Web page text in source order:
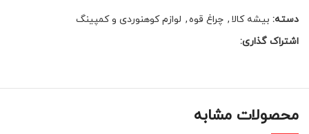
دسته: بیشه کالا , چراغ قوه, لوازم کوهنوردی و کمپینگ
اشتراک گذاری:
محصولات مشابه